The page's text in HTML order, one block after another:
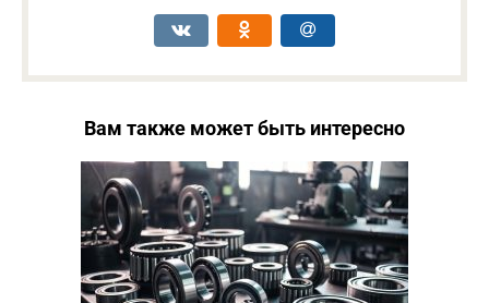
Вам также может быть интересно